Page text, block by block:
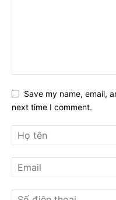
Save my name, email,
next time I comment.